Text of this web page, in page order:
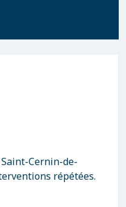
Cernin-de-
répétées.